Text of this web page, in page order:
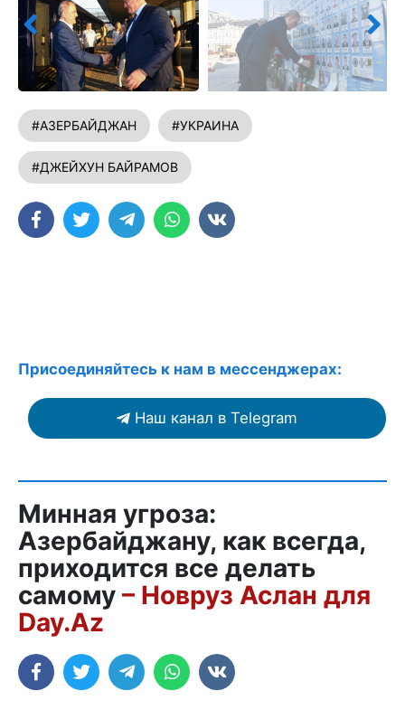
#АЗЕРБАЙДЖАН #УКРАИНА
#ДЖЕЙХУН БАЙРАМОВ
Присоединяйтесь к нам в мессенджерах:
Наш канал в Telegram
Минная угроза:
Азербайджану, как всегда,
приходится все делать
самому – Новруз Аслан для
Day.Az